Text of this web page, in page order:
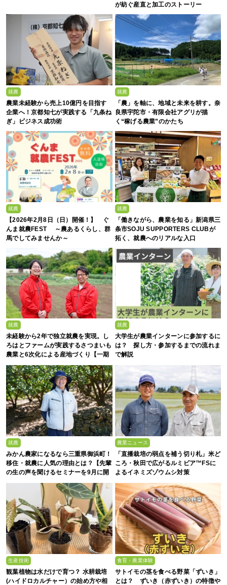
が紡ぐ産直と加工のストーリー
就農
農業未経験から売上10億円を目指す
企業へ！京都知七が実践する「九条ね
ぎ」ビジネス成功術
就農
「農」を軸に、地域と未来を耕す。奈
良県宇陀市・有限会社アグリが描
く“稼げる農業”のかたち
就農
【2026年2月8日（日）開催！】 ぐ
んま就農FEST ～農あるくらし、群
馬でしてみませんか～
就農
「働きながら、農業を知る」新潟県三
条市SOJU SUPPORTERS CLUBが
拓く、就農へのリアルな入口
就農
未経験から2年で独立就農を実現。し
ろはとファームが実践するさつまいも
農業と6次化による産地づくり【一期
生募集】
就農
大学生が農業インターンに参加するに
は？ 探し方・参加するまでの流れま
で解説
就農
みかん農家になるなら三重県御浜町！
移住・就農に人気の理由とは？【先輩
の生の声を聞けるセミナーを9月に開
催】
農業ニュース
「直播栽培の弱点を補う切り札」米ど
ころ・秋田で広がるルミビア™FSに
よるイネミズゾウムシ対策
生産技術
観葉植物は水だけで育つ？ 水耕栽培
(ハイドロカルチャー）の始め方や相
食育・農業体験
サトイモの茎を食べる野菜「ずいき」
とは？ ずいき（赤ずいき）の特徴や